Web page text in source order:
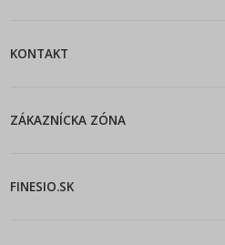
KONTAKT
ZÁKAZNÍCKA ZÓNA
FINESIO.SK